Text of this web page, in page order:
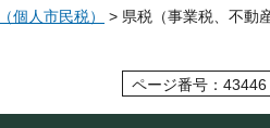
個人市民税）
> 県税（事業税、不動
ページ番号：43446